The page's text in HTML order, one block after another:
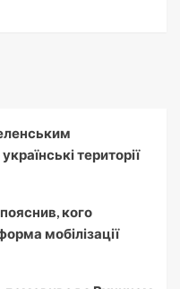
території
кого
мобілізації